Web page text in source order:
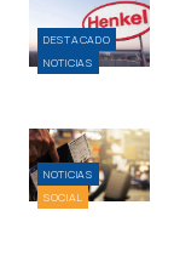
DESTACADO
NOTICIAS
NOTICIAS
SOCIAL